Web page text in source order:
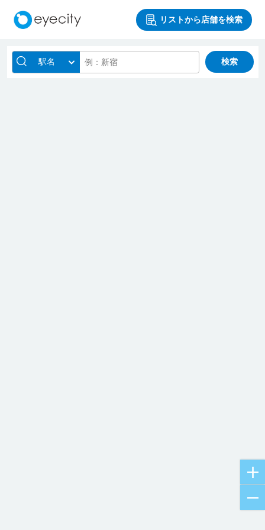
リストから店舗を検索
駅名 検索